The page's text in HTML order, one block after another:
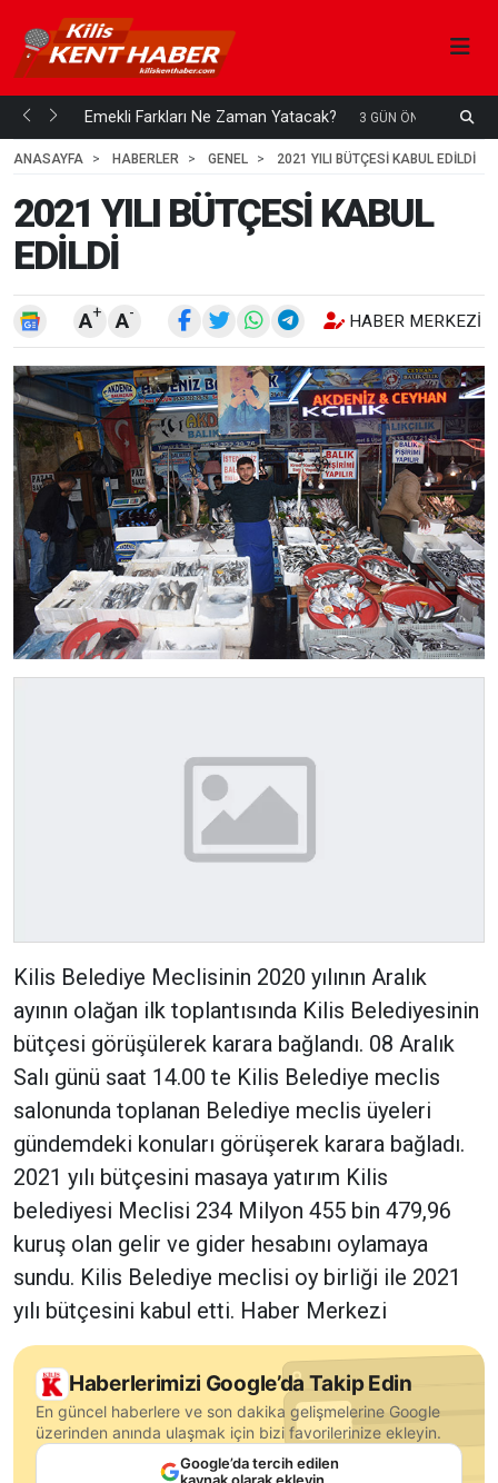
mi... Emekli Farkları Ne Zaman Yatacak? 3 GÜN ÖNCE
ANASAYFA
HABERLER GENEL 2021 YILI BÜTÇESİ KABUL EDİLDİ
2021 YILI BÜTÇESİ KABUL
EDİLDİ
A+ A- HABER MERKEZI
Kilis Belediye Meclisinin 2020 yılının Aralık
ayının olağan ilk toplantısında Kilis Belediyesinin
bütçesi görüşülerek karara bağlandı. 08 Aralık
Salı günü saat 14.00 te Kilis Belediye meclis
salonunda toplanan Belediye meclis üyeleri
gündemdeki konuları görüşerek karara bağladı.
2021 yılı bütçesini masaya yatırım Kilis
belediyesi Meclisi 234 Milyon 455 bin 479,96
kuruş olan gelir ve gider hesabını oylamaya
sundu. Kilis Belediye meclisi oy birliği ile 2021
yılı bütçesini kabul etti. Haber Merkezi
Haberlerimizi Google’da Takip Edin
En güncel haberlere ve son dakika gelişmelerine Google
üzerinden anında ulaşmak için bizi favorilerinize ekleyin.
Google’da tercih edilen